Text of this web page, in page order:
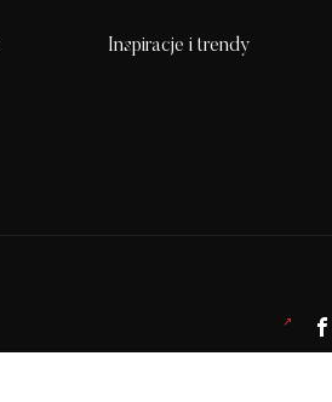
Inspiracje i trendy